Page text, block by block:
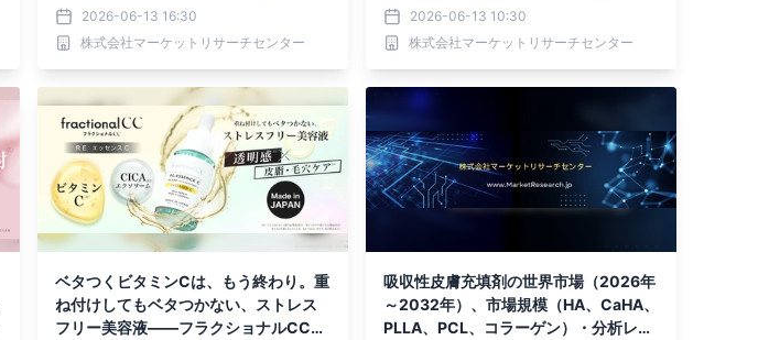
ンタイプ／ドットマトリックスタイ
プ、パネルタイプ／大型パネルタイ
プ、ライト付きヘルメット／育毛キャ
2026-06-13 16:30
株式会社マーケットリサーチセンター
2026-06-13 10:30
株式会社マーケットリサーチセンター
ベタつくビタミンCは、もう終わり。重
ね付けしてもベタつかない、ストレス
フリー美容液——フラクショナルCCか
吸収性皮膚充填剤の世界市場（2026年
～2032年）、市場規模（HA、CaHA、
PLLA、PCL、コラーゲン）・分析レポ